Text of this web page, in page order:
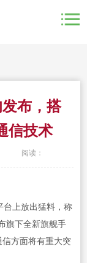
布，搭
信技术
阅读：
台上放出猛料，称
旗下全新旗舰手
方面将有重大突